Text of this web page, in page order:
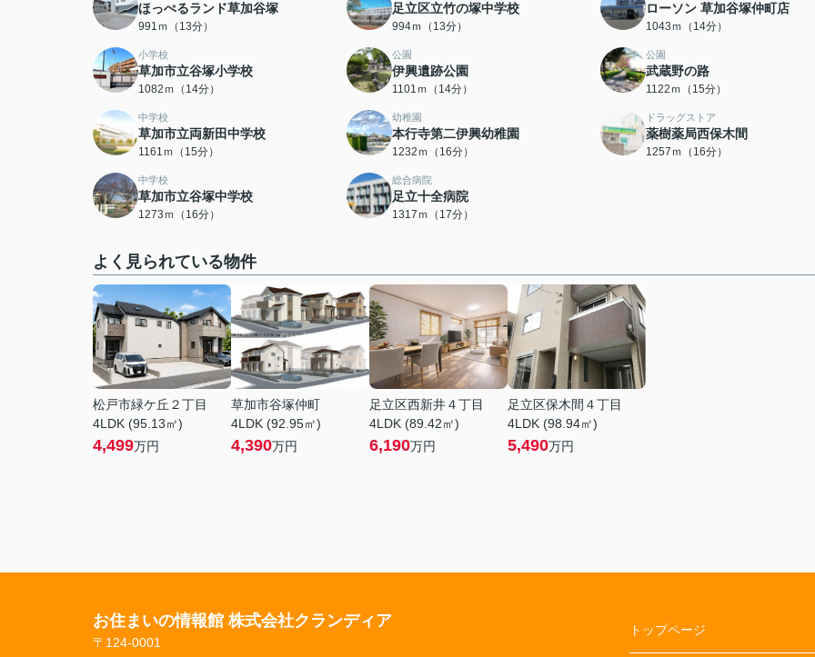
ほっぺるランド草加谷塚
991ｍ（13分）
足立区立竹の塚中学校
994ｍ（13分）
ローソン 草加谷塚仲町店
1043ｍ（14分）
小学校
草加市立谷塚小学校
1082ｍ（14分）
公園
伊興遺跡公園
1101ｍ（14分）
公園
武蔵野の路
1122ｍ（15分）
中学校
草加市立両新田中学校
1161ｍ（15分）
幼稚園
本行寺第二伊興幼稚園
1232ｍ（16分）
ドラッグストア
薬樹薬局西保木間
1257ｍ（16分）
中学校
草加市立谷塚中学校
1273ｍ（16分）
総合病院
足立十全病院
1317ｍ（17分）
よく見られている物件
松戸市緑ケ丘２丁目
4LDK (95.13㎡)
4,499万円
草加市谷塚仲町
4LDK (92.95㎡)
4,390万円
足立区西新井４丁目
4LDK (89.42㎡)
6,190万円
足立区保木間４丁目
4LDK (98.94㎡)
5,490万円
お住まいの情報館 株式会社クランディア
〒124-0001
トップページ